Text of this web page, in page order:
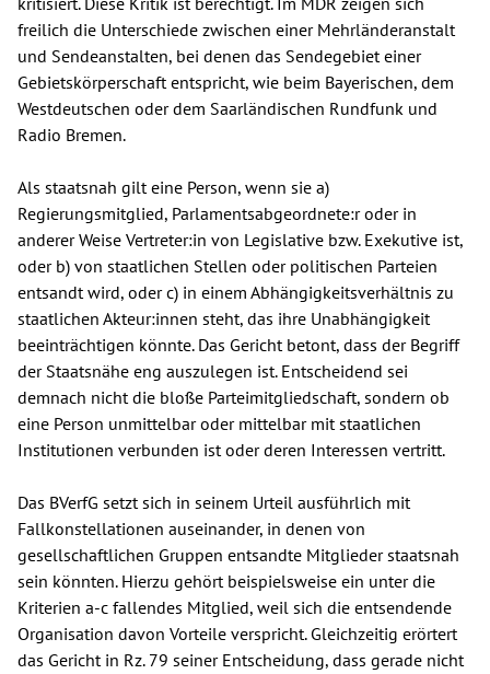
freilich die Unterschiede zwischen einer Mehrländeranstalt
und Sendeanstalten, bei denen das Sendegebiet einer
Gebietskörperschaft entspricht, wie beim Bayerischen, dem
Westdeutschen oder dem Saarländischen Rundfunk und
Radio Bremen.
Als staatsnah gilt eine Person, wenn sie a)
Regierungsmitglied, Parlamentsabgeordnete:r oder in
anderer Weise Vertreter:in von Legislative bzw. Exekutive ist,
oder b) von staatlichen Stellen oder politischen Parteien
entsandt wird, oder c) in einem Abhängigkeitsverhältnis zu
staatlichen Akteur:innen steht, das ihre Unabhängigkeit
beeinträchtigen könnte. Das Gericht betont, dass der Begriff
der Staatsnähe eng auszulegen ist. Entscheidend sei
demnach nicht die bloße Parteimitgliedschaft, sondern ob
eine Person unmittelbar oder mittelbar mit staatlichen
Institutionen verbunden ist oder deren Interessen vertritt.
Das BVerfG setzt sich in seinem Urteil ausführlich mit
Fallkonstellationen auseinander, in denen von
gesellschaftlichen Gruppen entsandte Mitglieder staatsnah
sein könnten. Hierzu gehört beispielsweise ein unter die
Kriterien a-c fallendes Mitglied, weil sich die entsendende
Organisation davon Vorteile verspricht. Gleichzeitig erörtert
das Gericht in Rz. 79 seiner Entscheidung, dass gerade nicht